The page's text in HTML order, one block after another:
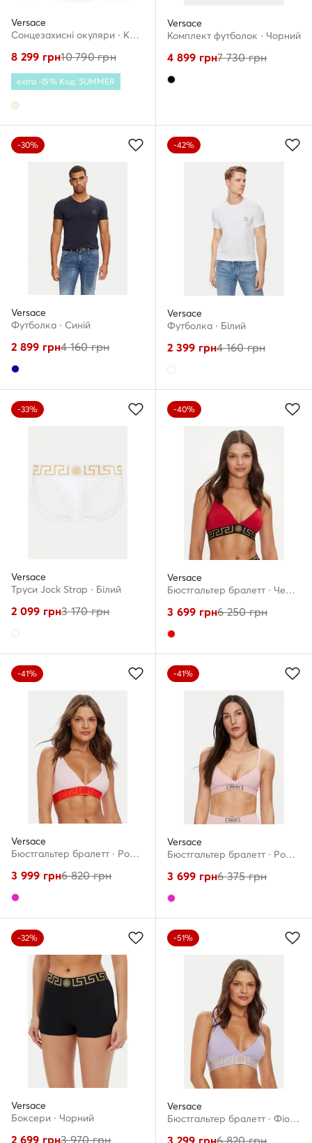
Versace
Сонцезахисні окуляри · Кремовий
8 299 грн10 790грн
extra -15% Код: SUMMER
Versace
Комплект футболок · Чорний
4 899 грн7 730грн
-30%
Versace
Футболка · Cиній
2 899 грн4 160грн
-42%
Versace
Футболка · Білий
2 399 грн4 160грн
-33%
Versace
Труси Jock Strap · Білий
2 099 грн3 170грн
-40%
Versace
Бюстгальтер бралетт · Червоний
3 699 грн6 250грн
-41%
Versace
Бюстгальтер бралетт · Рожевий
3 999 грн6 820грн
-41%
Versace
Бюстгальтер бралетт · Рожевий
3 699 грн6 375грн
-32%
Versace
Боксери · Чорний
2 699 грн3 970грн
-51%
Versace
Бюстгальтер бралетт · Фіолетовий
3 299 грн6 820грн